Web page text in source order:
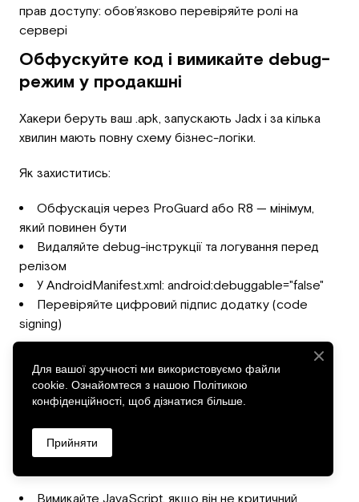
прав доступу: обов’язково перевіряйте ролі на
сервері
Обфускуйте код і вимикайте debug-
режим у продакшні
Хакери беруть ваш .apk, запускають Jadx і за кілька
хвилин мають повну схему бізнес-логіки.
Як захиститись:
Обфускація через ProGuard або R8 — мінімум,
який повинен бути
Видаляйте debug-інструкції та логування перед
релізом
У AndroidManifest.xml: android:debuggable="false"
Перевіряйте цифровий підпис додатку (code
signing)
Якщо користувач відкриває шкідливе посилання у
WebView з увімкненим JavaScript — можна втратити
керування сеансом.
Вимикайте JavaScript, якщо він не критичний
Для вашої зручності ми використовуємо файли
cookie. Ознайомтеся з нашою Політикою
конфіденційності, щоб дізнатися більше.
Прийняти